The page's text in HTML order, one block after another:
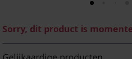
Sorry, dit product is